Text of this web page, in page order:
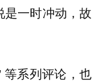
一时冲动，故
等系列评论，也